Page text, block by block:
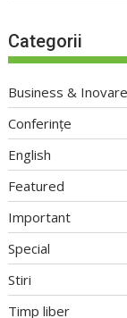
Categorii
Business & Inovare
Conferințe
English
Featured
Important
Special
Stiri
Timp liber